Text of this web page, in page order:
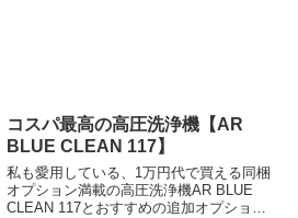
コスパ最高の高圧洗浄機【AR
BLUE CLEAN 117】
私も愛用している、1万円代で買える同梱
オプション満載の高圧洗浄機AR BLUE
CLEAN 117とおすすめの追加オプション